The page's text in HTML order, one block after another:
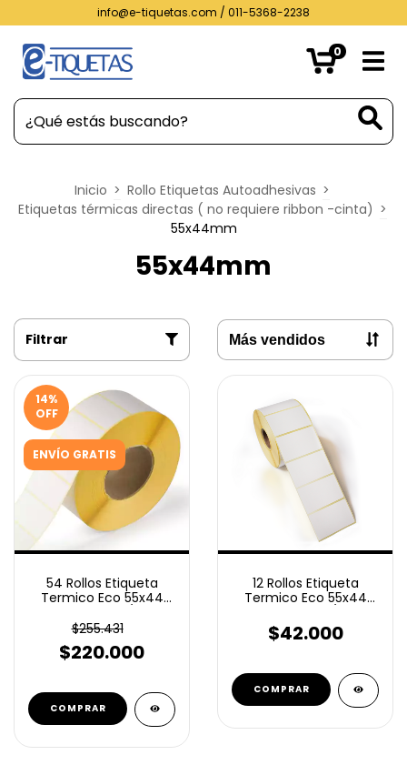
info@e-tiquetas.com / 011-5368-2238
0
Inicio > Rollo Etiquetas Autoadhesivas >
Etiquetas térmicas directas ( no requiere ribbon -cinta) >
55x44mm
55x44mm
Filtrar
14%
OFF
ENVÍO GRATIS
54 Rollos Etiqueta
Termico Eco 55x44
$255.431
$220.000
12 Rollos Etiqueta
Termico Eco 55x44
$42.000